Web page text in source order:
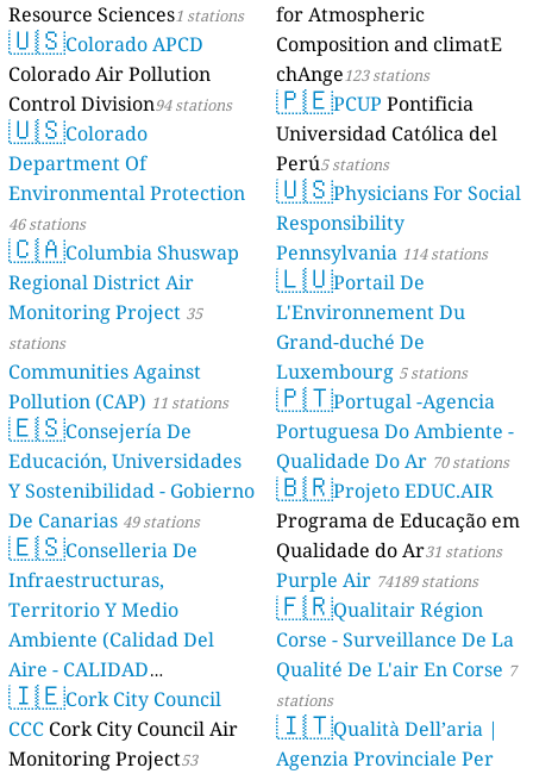
Resource Sciences1 stations
🇺🇸Colorado APCD
Colorado Air Pollution
Control Division94 stations
🇺🇸Colorado
Department Of
Environmental Protection
46 stations
🇨🇦Columbia Shuswap
Regional District Air
Monitoring Project 35
stations
Communities Against
Pollution (CAP) 11 stations
🇪🇸Consejería De
Educación, Universidades
Y Sostenibilidad - Gobierno
De Canarias 49 stations
🇪🇸Conselleria De
Infraestructuras,
Territorio Y Medio
Ambiente (Calidad Del
Aire - CALIDAD
AMBIENTAL) 23 stations
🇮🇪Cork City Council
CCC Cork City Council Air
Monitoring Project53
for Atmospheric
Composition and climatE
chAnge123 stations
🇵🇪PCUP Pontificia
Universidad Católica del
Perú5 stations
🇺🇸Physicians For Social
Responsibility
Pennsylvania 114 stations
🇱🇺Portail De
L'Environnement Du
Grand-duché De
Luxembourg 5 stations
🇵🇹Portugal -Agencia
Portuguesa Do Ambiente -
Qualidade Do Ar 70 stations
🇧🇷Projeto EDUC.AIR
Programa de Educação em
Qualidade do Ar31 stations
Purple Air 74189 stations
🇫🇷Qualitair Région
Corse - Surveillance De La
Qualité De L'air En Corse 7
stations
🇮🇹Qualità Dell’aria |
Agenzia Provinciale Per